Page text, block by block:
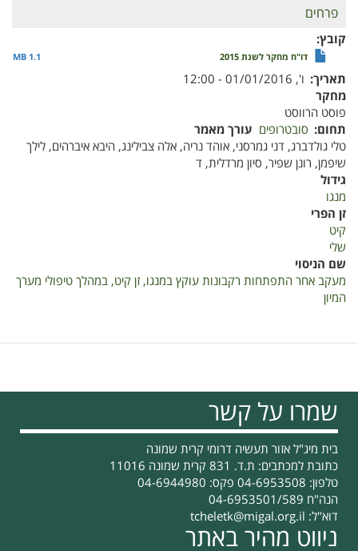
פרחים
קובץ
דו"ח מחקר לשנת 2015 1.1 MB
תאריך ו', 01/01/2016 - 12:00
מחקר
פוסט הרווסט
תחום סובטרופים עורך מאמר
טלי גולדברג, דני גמרסני, אוהד נריה, אלה צבילינג, היבא איברהים, לילך
שיפמן, רונן שפיר, סיון מרדלית, ד
גידול
מנגו
זן הפרי
קיט
שלי
שם הניסוי
מעקב אחר התפתחות רקבונות עוקץ במנגו, זן קיט, במהלך טיפולי מערך
המיון
שמרו על קשר
בית מיג"ל אזור תעשיה דרומי קרית שמונה
כתובת למכתבים: ת.ד. 831 קרית שמונה 11016
טלפון: 04-6953508 פקס: 04-6944980
הנה"ח 04-6953501/589
דוא"ל: tcheletk@migal.org.il
ניווט מהיר באתר